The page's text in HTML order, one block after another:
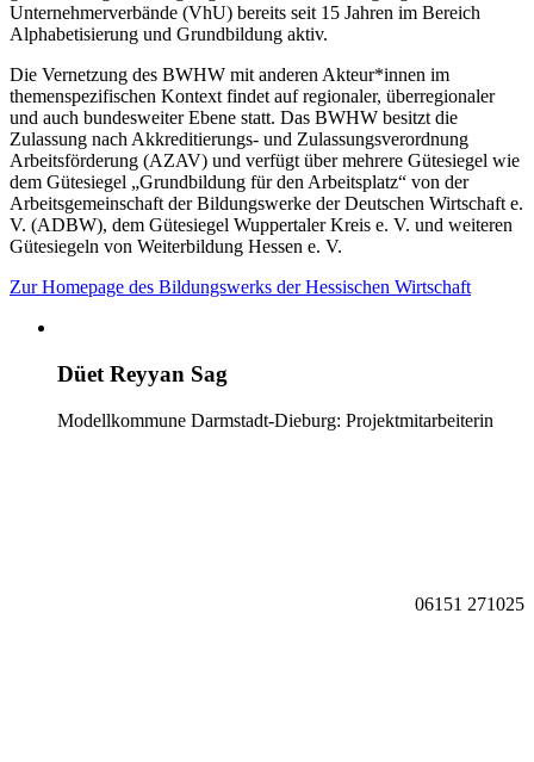
Unternehmerverbände (VhU) bereits seit 15 Jahren im Bereich
Alphabetisierung und Grundbildung aktiv.
Die Vernetzung des BWHW mit anderen Akteur*innen im
themenspezifischen Kontext findet auf regionaler, überregionaler
und auch bundesweiter Ebene statt. Das BWHW besitzt die
Zulassung nach Akkreditierungs- und Zulassungsverordnung
Arbeitsförderung (AZAV) und verfügt über mehrere Gütesiegel wie
dem Gütesiegel „Grundbildung für den Arbeitsplatz“ von der
Arbeitsgemeinschaft der Bildungswerke der Deutschen Wirtschaft e.
V. (ADBW), dem Gütesiegel Wuppertaler Kreis e. V. und weiteren
Gütesiegeln von Weiterbildung Hessen e. V.
Zur Homepage des Bildungswerks der Hessischen Wirtschaft
Düet Reyyan Sag
Modellkommune Darmstadt-Dieburg: Projektmitarbeiterin
06151 271025